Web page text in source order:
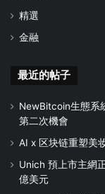
精選
金融
最近的帖子
NewBitcoin生態系
第二次機會
AI x 区块链重塑美
Unich 預上市主網
億美元